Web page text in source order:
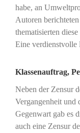
habe, an
Autoren
thematisierten
Eine verdienstvolle
Klassenauftrag,
Neben der Zensur
Vergangenheit und
Gegenwart gab es
auch eine Zensur